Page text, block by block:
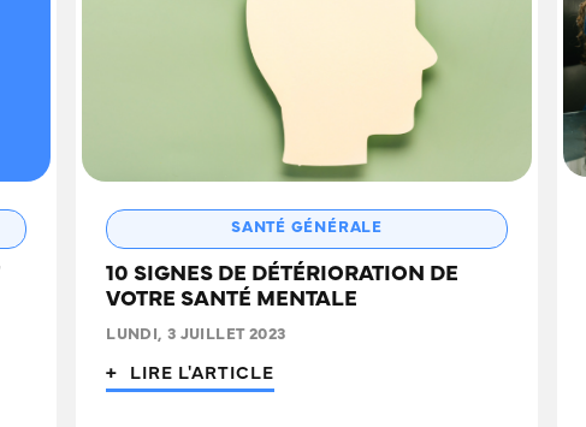
SANTÉ GÉNÉRALE
10 SIGNES DE DÉTÉRIORATION DE
VOTRE SANTÉ MENTALE
LUNDI, 3 JUILLET 2023
+ LIRE L'ARTICLE